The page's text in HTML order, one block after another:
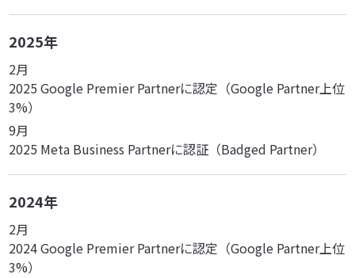
2025年
2月
2025 Google Premier Partnerに認定（Google Partner上位
3%）
9月
2025 Meta Business Partnerに認証（Badged Partner）
2024年
2月
2024 Google Premier Partnerに認定（Google Partner上位
3%）